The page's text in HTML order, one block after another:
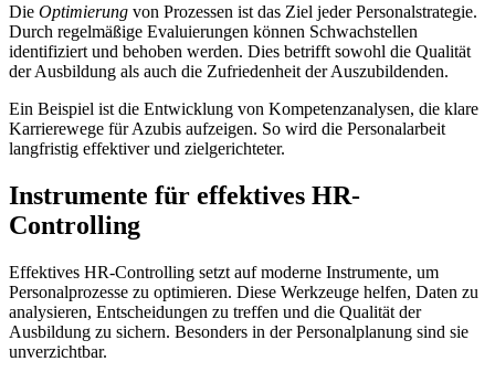
Die Optimierung von Prozessen ist das Ziel jeder Personalstrategie.
Durch regelmäßige Evaluierungen können Schwachstellen
identifiziert und behoben werden. Dies betrifft sowohl die Qualität
der Ausbildung als auch die Zufriedenheit der Auszubildenden.
Ein Beispiel ist die Entwicklung von Kompetenzanalysen, die klare
Karrierewege für Azubis aufzeigen. So wird die Personalarbeit
langfristig effektiver und zielgerichteter.
Instrumente für effektives HR-
Controlling
Effektives HR-Controlling setzt auf moderne Instrumente, um
Personalprozesse zu optimieren. Diese Werkzeuge helfen, Daten zu
analysieren, Entscheidungen zu treffen und die Qualität der
Ausbildung zu sichern. Besonders in der Personalplanung sind sie
unverzichtbar.